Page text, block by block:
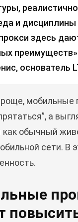
и дисциплины
здесь
основатель
мобильные
а
как обычный
сети. В